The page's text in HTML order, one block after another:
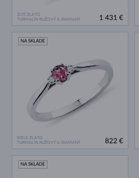
ŽLTÉ ZLATO
TURMALÍN RUŽOVÝ & DIAMANT
1 431 €
BIELE ZLATO
TURMALÍN RUŽOVÝ & DIAMANT
NA SKLADE
822 €
NA SKLADE